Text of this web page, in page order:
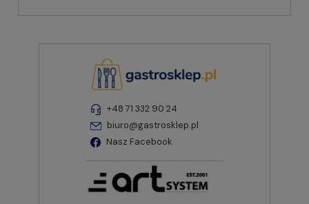
+48 71 332 90 24
biuro@gastrosklep.pl
Nasz Facebook